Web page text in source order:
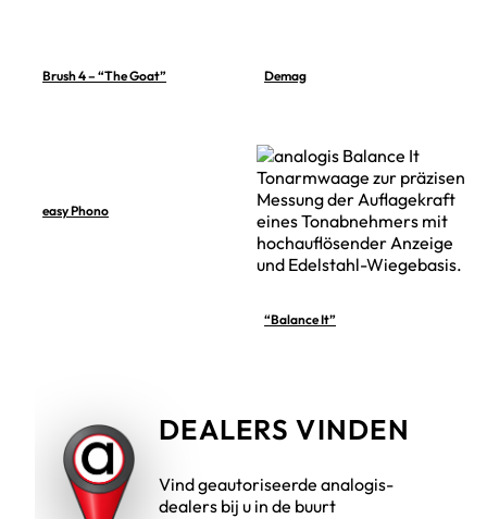
Brush 4 – “The Goat” Demag
easy Phono
“Balance It”
DEALERS VINDEN
Vind geautoriseerde analogis-
dealers bij u in de buurt